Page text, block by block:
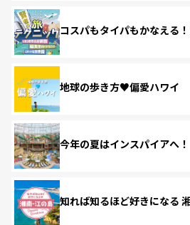
コスパもタイパもかなえる
地球の歩き方♥偏愛ハワイ
今年の夏はインスパイアへ！
知れば知るほど好きになる